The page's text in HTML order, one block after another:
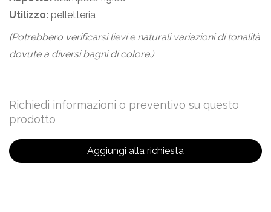
Utilizzo: pelletteria
(Potrebbero verificarsi lievi e naturali variazioni di tonalità
dovute a diversi bagni di colore.)
Richiedi informazioni o preventivo su questo
prodotto
Aggiungi alla richiesta